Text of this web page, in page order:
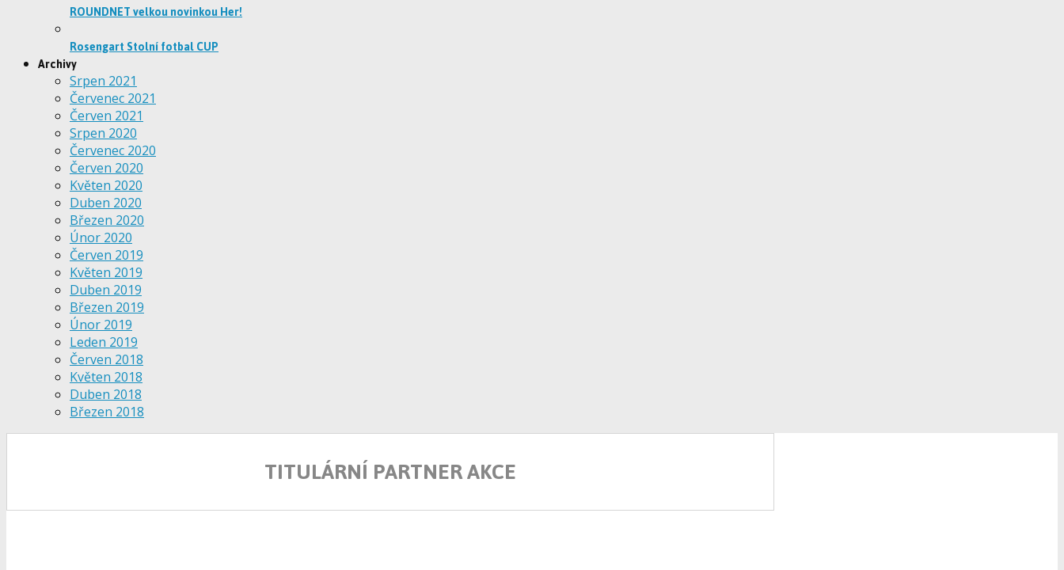
ROUNDNET velkou novinkou Her!
Rosengart Stolní fotbal CUP
Archivy
Srpen 2021
Červenec 2021
Červen 2021
Srpen 2020
Červenec 2020
Červen 2020
Květen 2020
Duben 2020
Březen 2020
Únor 2020
Červen 2019
Květen 2019
Duben 2019
Březen 2019
Únor 2019
Leden 2019
Červen 2018
Květen 2018
Duben 2018
Březen 2018
TITULÁRNÍ PARTNER AKCE